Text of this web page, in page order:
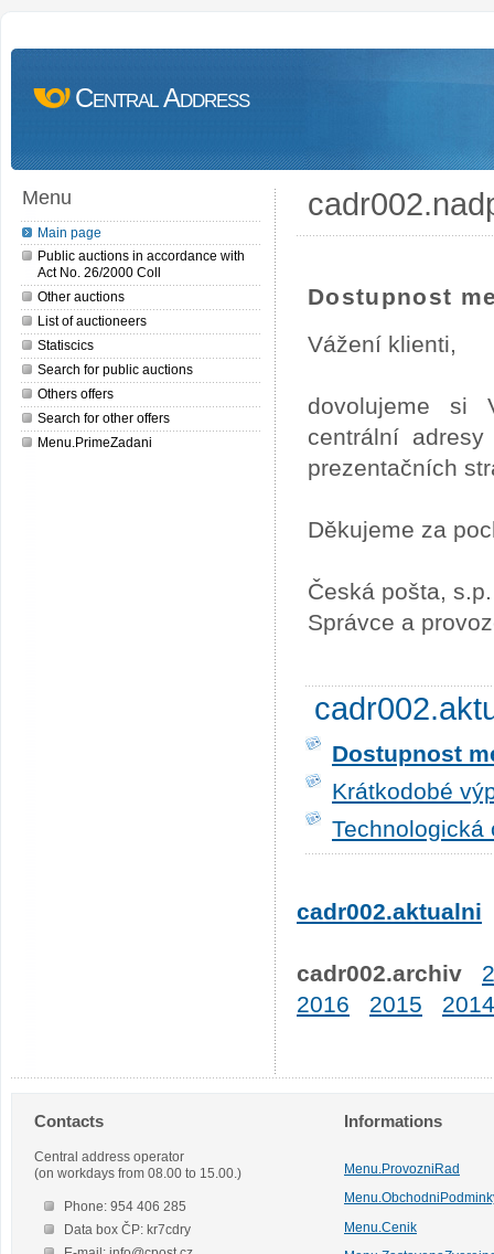
Central Address
Menu
Main page
Public auctions in accordance with
Act No. 26/2000 Coll
Other auctions
List of auctioneers
Statiscics
Search for public auctions
Others offers
Search for other offers
Menu.PrimeZadani
Dostupnost
Vážení klienti,
dovolujeme si
centrální
prezentačních
Děkujeme za
Česká pošta, s.p.
Správce a
Dostupnost
Krátkodobé
Technologická
cadr002.aktualni
cadr002.archiv
2016
2015 2014
Contacts
Central address operator
(on workdays from 08.00 to 15.00.)
Phone: 954 406 285
Data box ČP: kr7cdry
Informations
Menu.ProvozniRad
Menu.Cenik